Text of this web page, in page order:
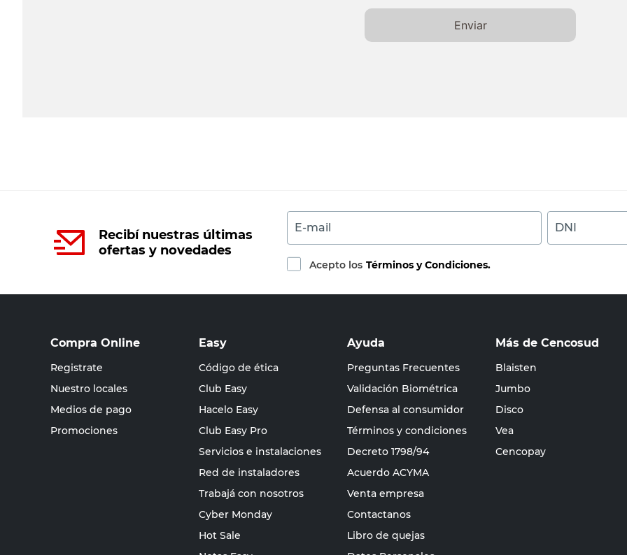
Enviar
Recibí nuestras últimas
ofertas y novedades
E-mail DNI
Acepto los Términos y Condiciones.
Compra Online
Registrate
Nuestro locales
Medios de pago
Promociones
Easy
Código de ética
Club Easy
Hacelo Easy
Club Easy Pro
Servicios e instalaciones
Red de instaladores
Trabajá con nosotros
Cyber Monday
Hot Sale
Ayuda
Preguntas Frecuentes
Validación Biométrica
Defensa al consumidor
Términos y condiciones
Decreto 1798/94
Acuerdo ACYMA
Venta empresa
Contactanos
Libro de quejas
Más de Cencosud
Blaisten
Jumbo
Disco
Vea
Cencopay